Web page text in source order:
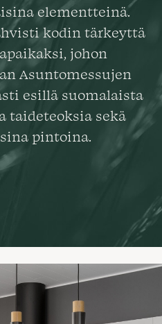
elementteinä.
kodin tärkeyttä
johon
Asuntomessujen
esillä suomalaista
taideteoksia sekä
pintoina.